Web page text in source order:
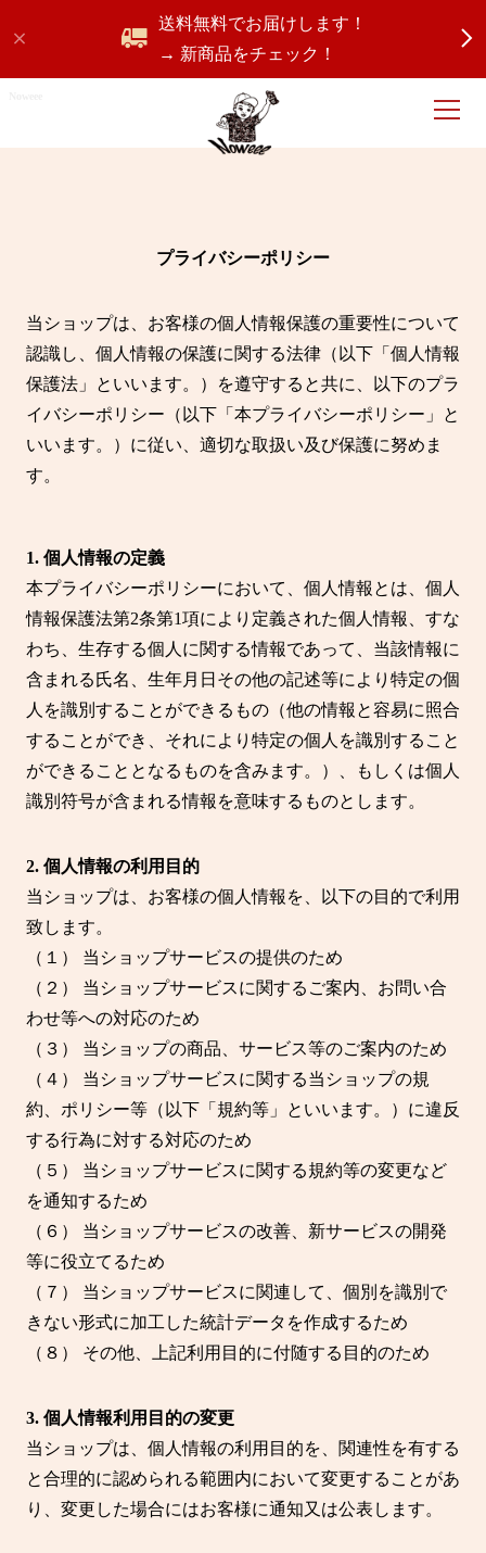
送料無料でお届けします！
→ 新商品をチェック！
プライバシーポリシー
当ショップは、お客様の個人情報保護の重要性について
認識し、個人情報の保護に関する法律（以下「個人情報
保護法」といいます。）を遵守すると共に、以下のプラ
イバシーポリシー（以下「本プライバシーポリシー」と
いいます。）に従い、適切な取扱い及び保護に努めま
す。
1. 個人情報の定義
本プライバシーポリシーにおいて、個人情報とは、個人
情報保護法第2条第1項により定義された個人情報、すな
わち、生存する個人に関する情報であって、当該情報に
含まれる氏名、生年月日その他の記述等により特定の個
人を識別することができるもの（他の情報と容易に照合
することができ、それにより特定の個人を識別すること
ができることとなるものを含みます。）、もしくは個人
識別符号が含まれる情報を意味するものとします。
2. 個人情報の利用目的
当ショップは、お客様の個人情報を、以下の目的で利用
致します。
（１） 当ショップサービスの提供のため
（２） 当ショップサービスに関するご案内、お問い合
わせ等への対応のため
（３） 当ショップの商品、サービス等のご案内のため
（４） 当ショップサービスに関する当ショップの規
約、ポリシー等（以下「規約等」といいます。）に違反
する行為に対する対応のため
（５） 当ショップサービスに関する規約等の変更など
を通知するため
（６） 当ショップサービスの改善、新サービスの開発
等に役立てるため
（７） 当ショップサービスに関連して、個別を識別で
きない形式に加工した統計データを作成するため
（８） その他、上記利用目的に付随する目的のため
3. 個人情報利用目的の変更
当ショップは、個人情報の利用目的を、関連性を有する
と合理的に認められる範囲内において変更することがあ
り、変更した場合にはお客様に通知又は公表します。